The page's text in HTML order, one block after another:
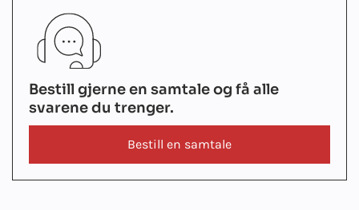
Bestill gjerne en samtale og få alle
svarene du trenger.
Bestill en samtale